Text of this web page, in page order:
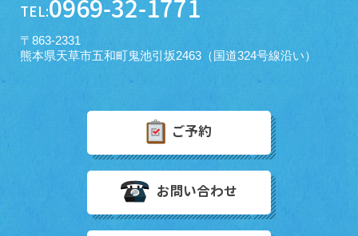
TEL:0969-32-1771
〒863-2331
熊本県天草市五和町鬼池引坂2463（国道324号線沿い）
ご予約
お問い合わせ